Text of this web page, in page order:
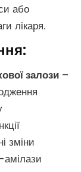
або
лікаря.
залози –
зміни